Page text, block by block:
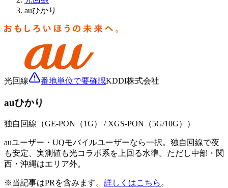
auひかり
光回線 番地単位で要確認KDDI株式会社
auひかり
独自回線（GE-PON（1G） / XGS-PON（5G/10G））
auユーザー・UQモバイルユーザーなら一択。独自回線で夜
も安定、実測値も光コラボ系を上回る水準。ただし中部・関
西・沖縄はエリア外。
※当記事はPRを含みます。 詳しくはこちら。